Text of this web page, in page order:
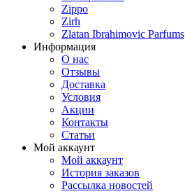
Zippo
Zirh
Zlatan Ibrahimovic Parfums
Информация
О нас
Отзывы
Доставка
Условия
Aкции
Контакты
Статьи
Мой аккаунт
Мой аккаунт
История заказов
Рассылка новостей